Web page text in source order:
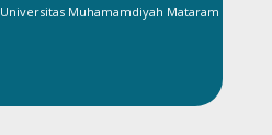
Muhamamdiyah Mataram